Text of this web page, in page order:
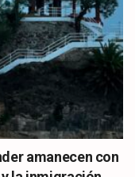
amanecen con